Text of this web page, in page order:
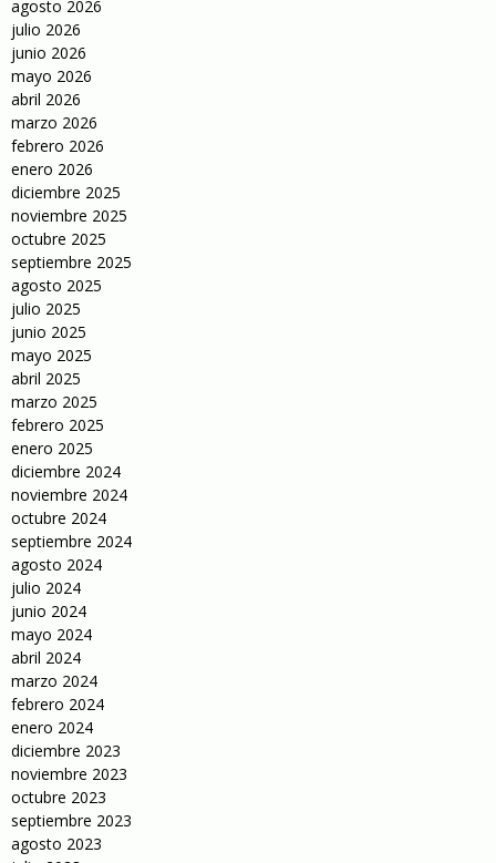
agosto 2026
julio 2026
junio 2026
mayo 2026
abril 2026
marzo 2026
febrero 2026
enero 2026
diciembre 2025
noviembre 2025
octubre 2025
septiembre 2025
agosto 2025
julio 2025
junio 2025
mayo 2025
abril 2025
marzo 2025
febrero 2025
enero 2025
diciembre 2024
noviembre 2024
octubre 2024
septiembre 2024
agosto 2024
julio 2024
junio 2024
mayo 2024
abril 2024
marzo 2024
febrero 2024
enero 2024
diciembre 2023
noviembre 2023
octubre 2023
septiembre 2023
agosto 2023